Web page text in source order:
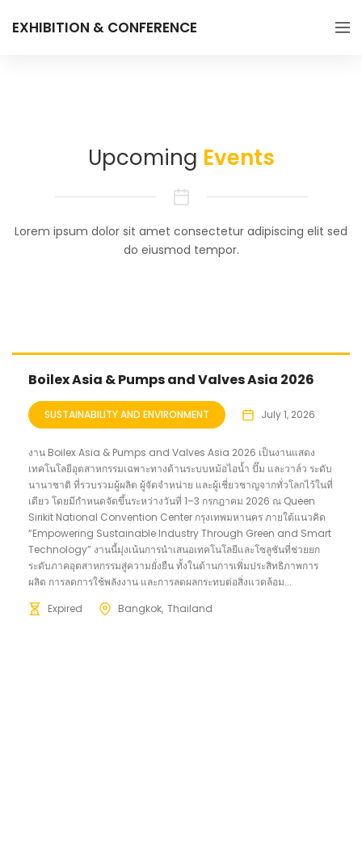
EXHIBITION & CONFERENCE
Upcoming Events
Lorem ipsum dolor sit amet consectetur adipiscing elit sed
do eiusmod tempor.
Boilex Asia & Pumps and Valves Asia 2026
SUSTAINABILITY AND ENVIRONMENT July 1, 2026
งาน Boilex Asia & Pumps and Valves Asia 2026 เป็นงานแสดง
เทคโนโลยีอุตสาหกรรมเฉพาะทางด้านระบบหม้อไอน้ำ ปั๊ม และวาล์ว ระดับ
นานาชาติ ที่รวบรวมผู้ผลิต ผู้จัดจำหน่าย และผู้เชี่ยวชาญจากทั่วโลกไว้ในที่
เดียว โดยมีกำหนดจัดขึ้นระหว่างวันที่ 1–3 กรกฎาคม 2026 ณ Queen
Sirikit National Convention Center กรุงเทพมหานคร ภายใต้แนวคิด
“Empowering Sustainable Industry Through Green and Smart
Technology” งานนี้มุ่งเน้นการนำเสนอเทคโนโลยีและโซลูชันที่ช่วยยก
ระดับภาคอุตสาหกรรมสู่ความยั่งยืน ทั้งในด้านการเพิ่มประสิทธิภาพการ
ผลิต การลดการใช้พลังงาน และการลดผลกระทบต่อสิ่งแวดล้อม...
Expired
Bangkok Thailand